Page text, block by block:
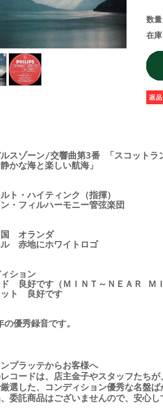
数
在
スゾーン/交響曲第3番 「スコットラ
かな海と楽しい航海」
ト・ハイティンク（指揮）
・フィルハーモニー管弦楽団
国 オランダ
ル 赤地にホワイトロゴ
ション
良好です（ＭＩＮＴ～ＮＥＡＲ ＭＩ
ット 良好です
優秀録音です。
プラッテからお客様へ
コードは、店主金子やスタッフたち
選した、コンディション優秀な名盤
委託商品はございませんので、安心し